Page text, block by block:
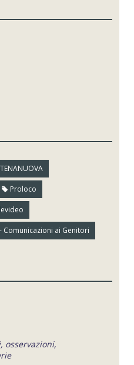
Proloco
ai Genitori
osservazioni,